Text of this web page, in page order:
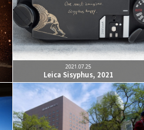
Leica Sisyphus, 2021
2021.07.25